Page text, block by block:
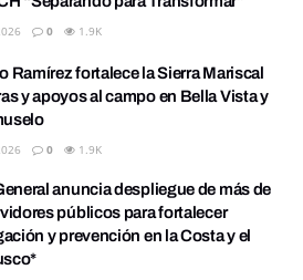
0 1.9K
Ramírez fortalece la Sierra Mariscal
y apoyos al campo en Bella Vista y
0 1.9K
anuncia despliegue de más de
públicos para fortalecer
y prevención en la Costa y el